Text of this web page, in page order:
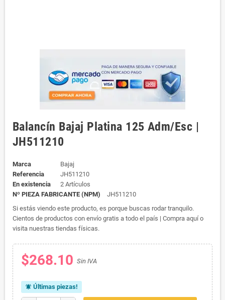
Balancín Bajaj Platina 125 Adm/Esc |
JH511210
Marca
Bajaj
Referencia
JH511210
En existencia
2 Artículos
Nº PIEZA FABRICANTE (NPM)
JH511210
Si estás viendo este producto, es porque buscas rodar tranquilo.
Cientos de productos con envío gratis a todo el país | Compra aquí o
visita nuestras tiendas físicas.
$268.10 Sin IVA
notifications_active Últimas piezas!